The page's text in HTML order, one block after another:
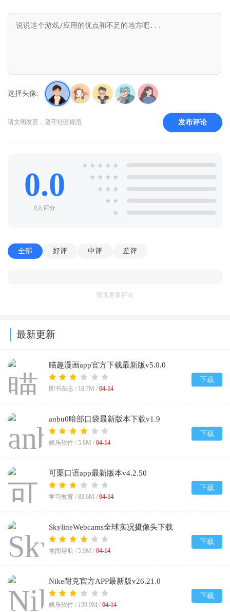
选择头像:
请文明发言，遵守社区规范 发布评论
0.0
0人评分
★ ★ ★ ★ ★
★ ★ ★ ★
★ ★ ★
★ ★
★
全部 好评 中评 差评
暂无更多评论
最新更新
瞄趣漫画app官方下载最新版v5.0.0
图书杂志 / 18.7M / 04-14
下载
anbu0暗部口袋最新版本下载v1.9
娱乐软件 / 5.8M / 04-14
下载
可栗口语app最新版本v4.2.50
学习教育 / 83.6M / 04-14
下载
SkylineWebcams全球实况摄像头下载
v1.0.0
地图导航 / 5.9M / 04-14
下载
Nike耐克官方APP最新版v26.21.0
娱乐软件 / 139.9M / 04-14
下载